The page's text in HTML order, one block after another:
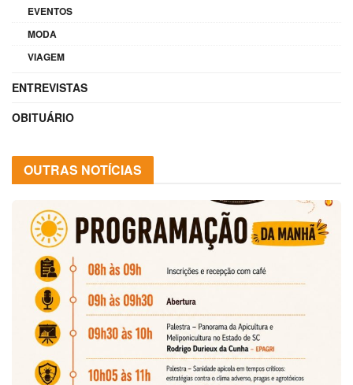
EVENTOS
MODA
VIAGEM
ENTREVISTAS
OBITUÁRIO
OUTRAS NOTÍCIAS